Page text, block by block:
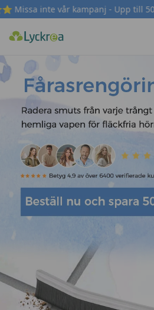
vår kampanj - Upp till 50 % rabatt